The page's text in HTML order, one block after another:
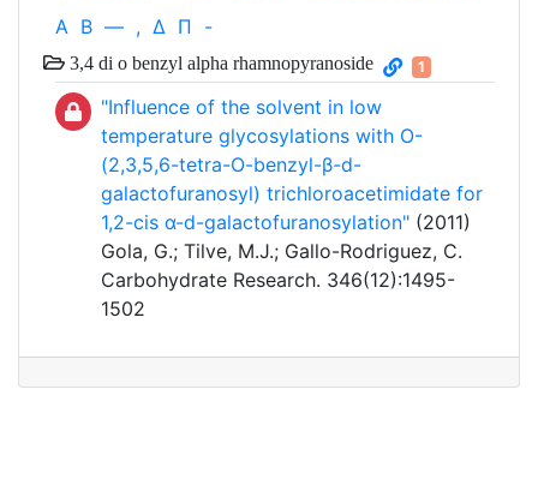
Α Β — , Δ Π -
3,4 di o benzyl alpha rhamnopyranoside 1
"Influence of the solvent in low
temperature glycosylations with O-
(2,3,5,6-tetra-O-benzyl-β-d-
galactofuranosyl) trichloroacetimidate for
1,2-cis α-d-galactofuranosylation" (2011)
Gola, G.; Tilve, M.J.; Gallo-Rodriguez, C.
Carbohydrate Research. 346(12):1495-
1502